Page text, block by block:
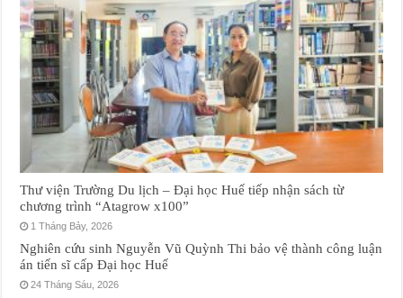
Thư viện Trường Du lịch – Đại học Huế tiếp nhận sách từ
chương trình “Atagrow x100”
1 Tháng Bảy, 2026
Nghiên cứu sinh Nguyễn Vũ Quỳnh Thi bảo vệ thành công luận
án tiến sĩ cấp Đại học Huế
24 Tháng Sáu, 2026